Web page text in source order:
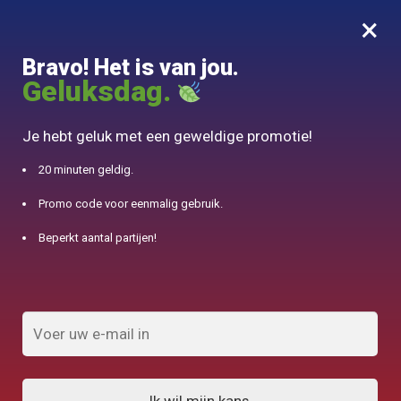
0
10% aangeboden voor 50€ aankopen met DJINN-code10
×
Bravo! Het is van jou.
Geluksdag.
Je hebt geluk met een geweldige promotie!
20 minuten geldig.
Promo code voor eenmalig gebruik.
Beperkt aantal partijen!